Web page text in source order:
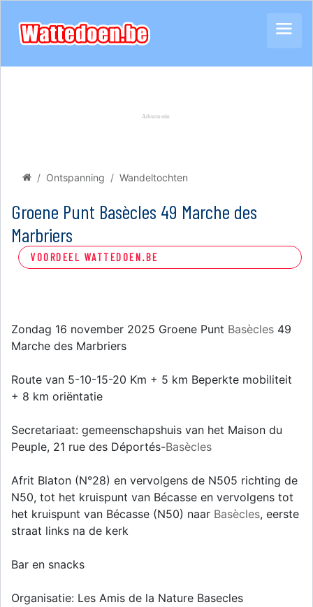
Ontspanning Wandeltochten
Groene Punt Basècles 49 Marche des
Marbriers
VOORDEEL WATTEDOEN.BE
Zondag 16 november 2025 Groene Punt Basècles 49
Marche des Marbriers
Route van 5-10-15-20 Km + 5 km Beperkte mobiliteit
+ 8 km oriëntatie
Secretariaat: gemeenschapshuis van het Maison du
Peuple, 21 rue des Déportés-Basècles
Afrit Blaton (N°28) en vervolgens de N505 richting de
N50, tot het kruispunt van Bécasse en vervolgens tot
het kruispunt van Bécasse (N50) naar Basècles, eerste
straat links na de kerk
Bar en snacks
Organisatie: Les Amis de la Nature Basecles